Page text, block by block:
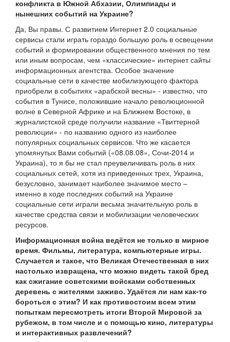
конфликта в Южной Абхазии, Олимпиады и
нынешних событий на Украине?
Да, Вы правы. С развитием Интернет 2.0 социальные
сервисы стали играть гораздо большую роль в освещении
событий и формировании общественного мнения по тем
или иным вопросам, чем «классические» интернет сайты
информационных агентства. Особое значение
социальные сети в качестве мобилизующего фактора
приобрели в событиях «арабской весны» - известно, что
события в Тунисе, положившие начало революционной
волне в Северной Африке и на Ближнем Востоке, в
журналистской среде получили название «Твиттерной
революции» - по названию одного из наиболее
популярных социальных сервисов. Что же касается
упомянутых Вами событий («08.08.08», Сочи-2014 и
Украина), то я бы не стал преувеличивать роль в них
социальных сетей, хотя из приведенных трех, Украина,
безусловно, занимает наиболее значимое место –
именно в ходе последних событий на Украине
социальные сети играли весьма значительную роль в
качестве средства связи и мобилизации человеческих
ресурсов.
Информационная война ведётся не только в мирное
время. Фильмы, литература, компьютерные игры.
Случается и такое, что Великая Отечественная в них
настолько извращена, что можно видеть такой бред
как сжигание советскими войсками собственных
деревень с жителями заживо. Удаётся ли нам как-то
бороться с этим? И как противостоим всем этим
попыткам пересмотреть итоги Второй Мировой за
рубежом, в том числе и с помощью кино, литературы
и интерактивных развлечений?